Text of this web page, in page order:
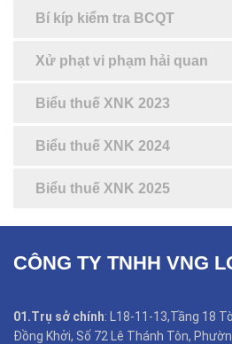
Bí kíp kiểm tra BCQT
Xử phạt vi phạm hải quan
Biểu thuế XNK 2023
Biểu thuế XNK 2024
Biểu thuế XNK 2025
CÔNG TY TNHH VNG
01.Trụ sở chính: L18-11-13,Tầng 18
Đồng Khởi, Số 72 Lê Thánh Tôn,